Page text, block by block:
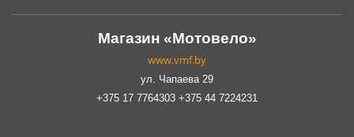
Магазин «Мотовело»
www.vmf.by
ул. Чапаева 29
+375 17 7764303 +375 44 7224231